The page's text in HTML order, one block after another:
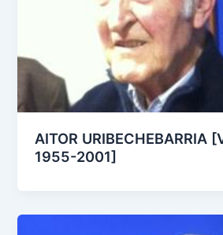
AITOR URIBECHEBARRIA
1955-2001]